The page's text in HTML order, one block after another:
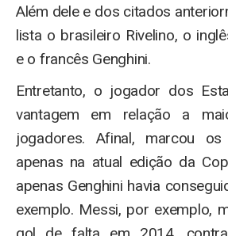
Além dele e dos citados
lista o brasileiro Rivelino, o
e o francês Genghini.
Entretanto, o jogador dos
vantagem em relação a
jogadores. Afinal, marcou
apenas na atual edição da
apenas Genghini havia
exemplo. Messi, por exemplo,